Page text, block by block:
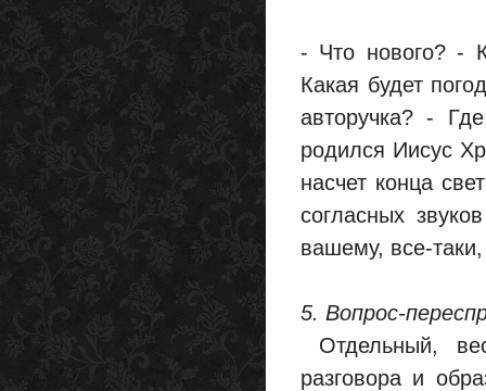
- Что нового? -
Какая будет
авторучка? -
родился Иисус
насчет конца
согласных
вашему, все-
5. Вопрос-
Отдельный,
разговора и